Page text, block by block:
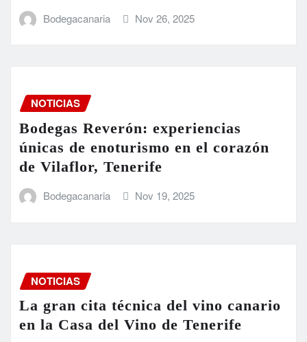
Bodegacanaria Nov 26, 2025
NOTICIAS
Bodegas Reverón: experiencias
únicas de enoturismo en el corazón
de Vilaflor, Tenerife
Bodegacanaria Nov 19, 2025
NOTICIAS
La gran cita técnica del vino canario
en la Casa del Vino de Tenerife